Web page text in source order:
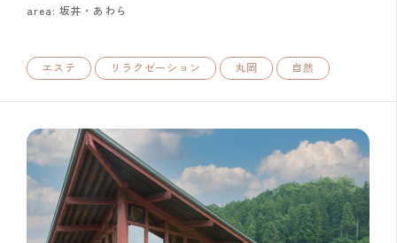
area: 坂井・あわら
エステ リラクゼーション 丸岡 自然